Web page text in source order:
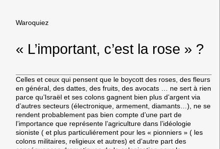
Waroquiez
« L’important, c’est la rose » ?
Celles et ceux qui pensent que le boycott des roses, des fleurs
en général, des dattes, des fruits, des avocats … ne sert à rien
parce qu’Israël et ses colons gagnent bien plus d’argent via
d’autres secteurs (électronique, armement, diamants…), ne se
rendent probablement pas bien compte d’une part de
l’importance que représente l’agriculture dans l’idéologie
sioniste ( et plus particuliérement pour les « pionniers » ( les
colons militaires, religieux et autres) et d’autre part des